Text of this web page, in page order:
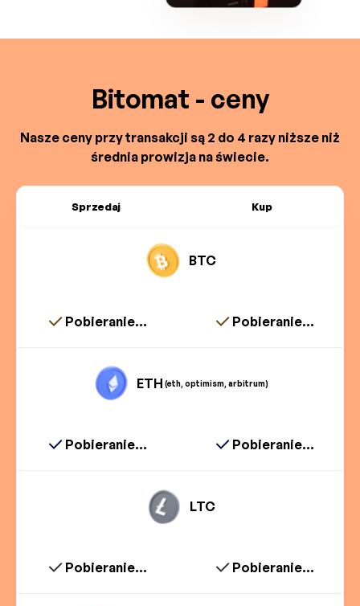
Bitomat - ceny
Nasze ceny przy transakcji są 2 do 4 razy niższe niż
średnia prowizja na świecie.
Sprzedaj Kup
BTC
Pobieranie... Pobieranie...
ETH (eth, optimism, arbitrum)
Pobieranie... Pobieranie...
LTC
Pobieranie... Pobieranie...